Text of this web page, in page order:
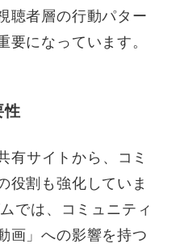
聴者層の行動パター
要になっています。
性
有サイトから、コミ
役割も強化していま
では、コミュニティ
画」への影響を持つ